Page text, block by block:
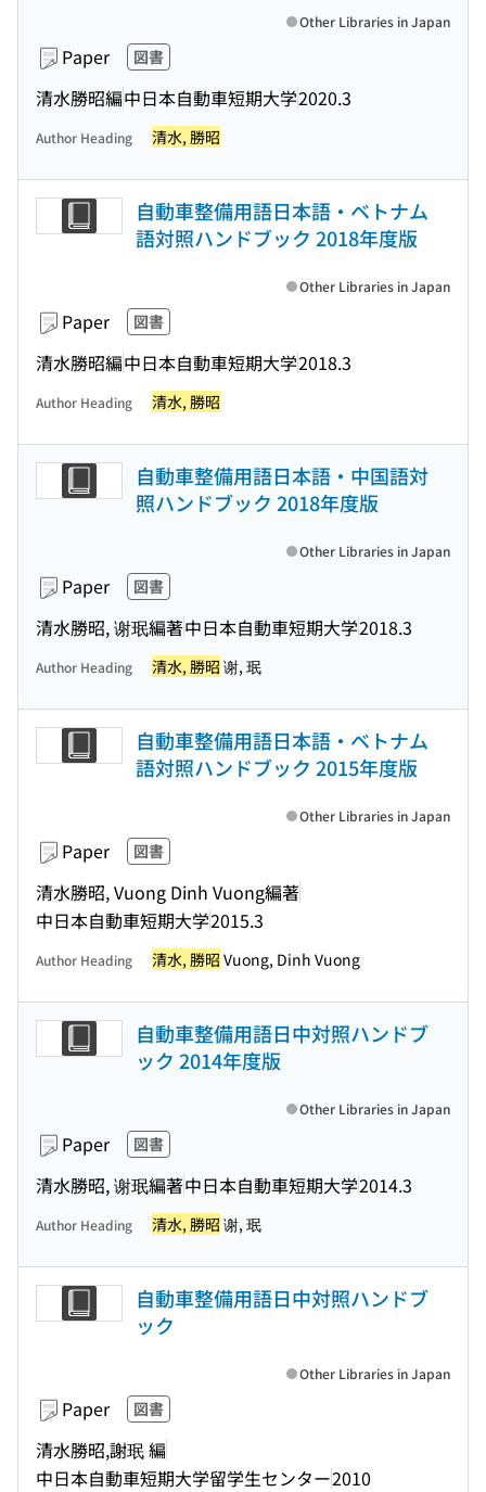
Paper 図書
清水勝昭編中日本自動車短期大学2020.3
Other Libraries in Japan
Author Heading 清水, 勝昭
自動車整備用語日本語・ベトナム
語対照ハンドブック 2018年度版
Paper 図書
清水勝昭編中日本自動車短期大学2018.3
Other Libraries in Japan
Author Heading 清水, 勝昭
自動車整備用語日本語・中国語対
照ハンドブック 2018年度版
Paper 図書
清水勝昭, 谢珉編著中日本自動車短期大学2018.3
Other Libraries in Japan
Author Heading 清水, 勝昭 谢, 珉
自動車整備用語日本語・ベトナム
語対照ハンドブック 2015年度版
Paper 図書
清水勝昭, Vuong Dinh Vuong編著
中日本自動車短期大学2015.3
Other Libraries in Japan
Author Heading 清水, 勝昭 Vuong, Dinh Vuong
自動車整備用語日中対照ハンドブ
ック 2014年度版
Paper 図書
清水勝昭, 谢珉編著中日本自動車短期大学2014.3
Other Libraries in Japan
Author Heading 清水, 勝昭 谢, 珉
自動車整備用語日中対照ハンドブ
ック
Paper 図書
清水勝昭,謝珉 編
中日本自動車短期大学留学生センター2010
Other Libraries in Japan